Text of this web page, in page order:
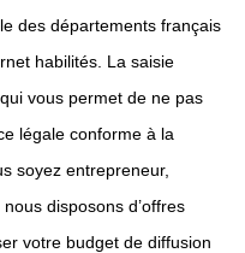
des départements français
habilités. La saisie
vous permet de ne pas
légale conforme à la
soyez entrepreneur,
disposons d’offres
votre budget de diffusion